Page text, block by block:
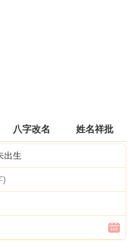
八字改名 姓名祥批
出生